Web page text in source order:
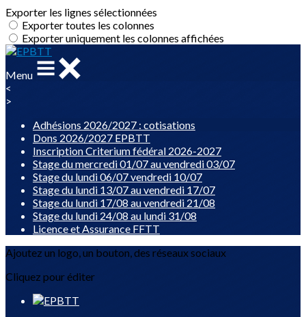
Exporter les lignes sélectionnées
Exporter toutes les colonnes
Exporter uniquement les colonnes affichées
Menu
<
>
Adhésions 2026/2027 : cotisations
Dons 2026/2027 EPBTT
Inscription Criterium fédéral 2026-2027
Stage du mercredi 01/07 au vendredi 03/07
Stage du lundi 06/07 vendredi 10/07
Stage du lundi 13/07 au vendredi 17/07
Stage du lundi 17/08 au vendredi 21/08
Stage du lundi 24/08 au lundi 31/08
Licence et Assurance FFTT
Ajoutez un logo, un bouton, des réseaux sociaux
Cliquez pour éditer